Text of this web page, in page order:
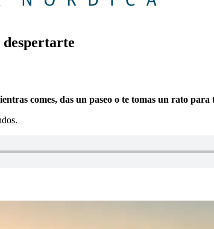
comes, das un paseo o te tomas un rato para